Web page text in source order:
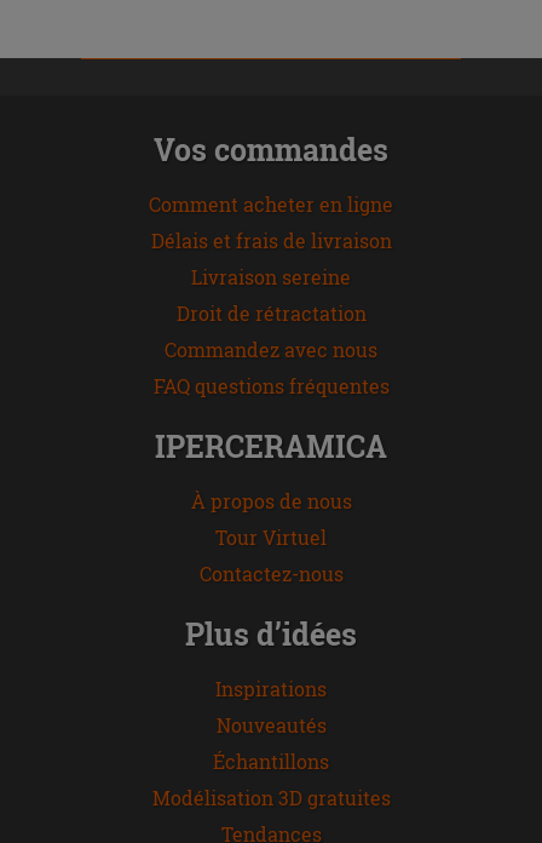
Vos commandes
Comment acheter en ligne
Délais et frais de livraison
Livraison sereine
Droit de rétractation
Commandez avec nous
FAQ questions fréquentes
IPERCERAMICA
À propos de nous
Tour Virtuel
Contactez-nous
Plus d’idées
Inspirations
Nouveautés
Échantillons
Modélisation 3D gratuites
Tendances